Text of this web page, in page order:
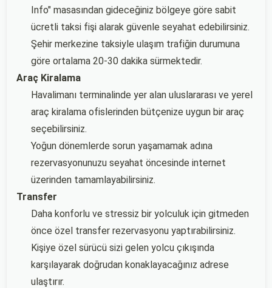
Info" masasından gideceğiniz bölgeye göre sabit
ücretli taksi fişi alarak güvenle seyahat edebilirsiniz.
Şehir merkezine taksiyle ulaşım trafiğin durumuna
göre ortalama 20-30 dakika sürmektedir.
Araç Kiralama
Havalimanı terminalinde yer alan uluslararası ve yerel
araç kiralama ofislerinden bütçenize uygun bir araç
seçebilirsiniz.
Yoğun dönemlerde sorun yaşamamak adına
rezervasyonunuzu seyahat öncesinde internet
üzerinden tamamlayabilirsiniz.
Transfer
Daha konforlu ve stressiz bir yolculuk için gitmeden
önce özel transfer rezervasyonu yaptırabilirsiniz.
Kişiye özel sürücü sizi gelen yolcu çıkışında
karşılayarak doğrudan konaklayacağınız adrese
ulaştırır.